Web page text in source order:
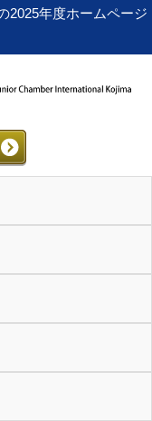
2025年度ホームページ